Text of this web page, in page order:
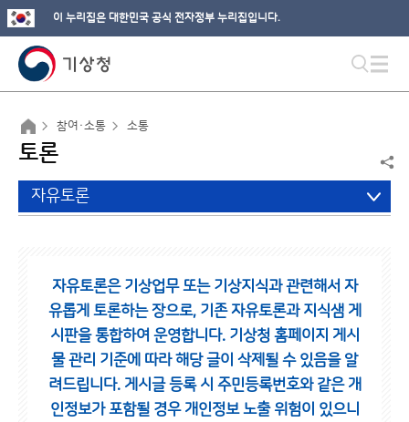
이 누리집은 대한민국 공식 전자정부 누리집입니다.
참여·소통 소통
토론
자유토론
자유토론은 기상업무 또는 기상지식과 관련해서 자
유롭게 토론하는 장으로, 기존 자유토론과 지식샘 게
시판을 통합하여 운영합니다. 기상청 홈페이지 게시
물 관리 기준에 따라 해당 글이 삭제될 수 있음을 알
려드립니다. 게시글 등록 시 주민등록번호와 같은 개
인정보가 포함될 경우 개인정보 노출 위험이 있으니